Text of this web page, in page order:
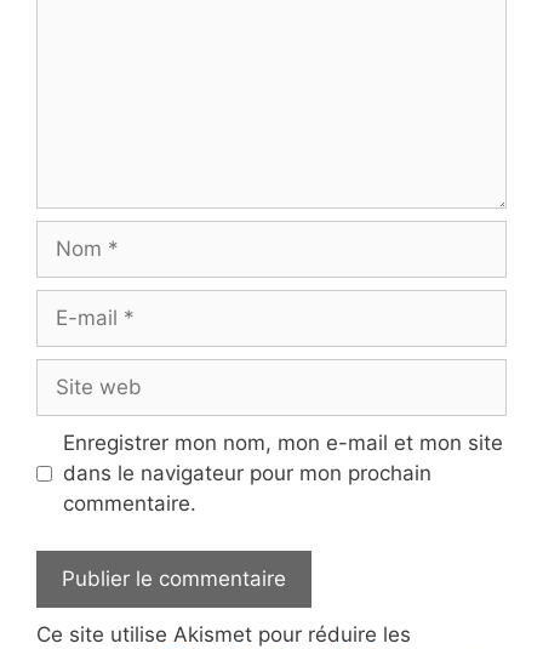
Nom
Site
web
Enregistrer mon nom, mon e-mail et mon site
dans le navigateur pour mon prochain
commentaire.
Ce site utilise Akismet pour réduire les